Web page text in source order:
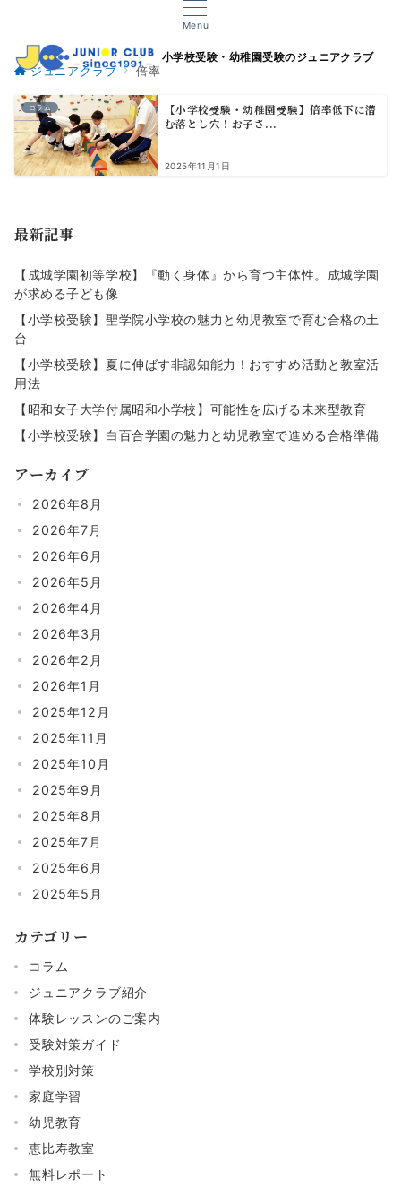
Menu
小学校受験・幼稚園受験のジュニアクラブ
ジュニアクラブ 倍率
コラム
【小学校受験・幼稚園受験】倍率低下に潜
む落とし穴！お子さ...
2025年11月1日
最新記事
【成城学園初等学校】『動く身体』から育つ主体性。成城学園
が求める子ども像
【小学校受験】聖学院小学校の魅力と幼児教室で育む合格の土
台
【小学校受験】夏に伸ばす非認知能力！おすすめ活動と教室活
用法
【昭和女子大学付属昭和小学校】可能性を広げる未来型教育
【小学校受験】白百合学園の魅力と幼児教室で進める合格準備
アーカイブ
2026年8月
2026年7月
2026年6月
2026年5月
2026年4月
2026年3月
2026年2月
2026年1月
2025年12月
2025年11月
2025年10月
2025年9月
2025年8月
2025年7月
2025年6月
2025年5月
カテゴリー
コラム
ジュニアクラブ紹介
体験レッスンのご案内
受験対策ガイド
学校別対策
家庭学習
幼児教育
恵比寿教室
無料レポート